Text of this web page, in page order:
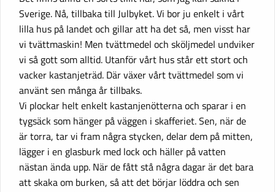
Sverige. Nå, tillbaka till Julbyket. Vi bor ju enkelt i vårt
lilla hus på landet och gillar att ha det så, men visst har
vi tvättmaskin! Men tvättmedel och sköljmedel undviker
vi så gott som alltid. Utanför vårt hus står ett stort och
vacker kastanjeträd. Där växer vårt tvättmedel som vi
använt sen många år tillbaks.
Vi plockar helt enkelt kastanjenötterna och sparar i en
tygsäck som hänger på väggen i skafferiet. Sen, när de
är torra, tar vi fram några stycken, delar dem på mitten,
lägger i en glasburk med lock och häller på vatten
nästan ända upp. När de fått stå några dagar är det bara
att skaka om burken, så att det börjar löddra och sen